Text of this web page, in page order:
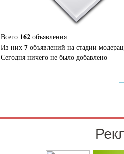
Всего 162 объявления
Из них 7 объявлений на стадии
Сегодня ничего не было добавлено